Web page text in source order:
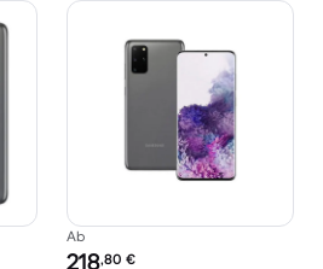
Ab
Preis des erneuerten Produkts:
218,80 €